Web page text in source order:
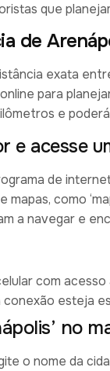
que
de
exata
para
e
e acesse
de
como
a navegar e
com
esteja
no
o nome da